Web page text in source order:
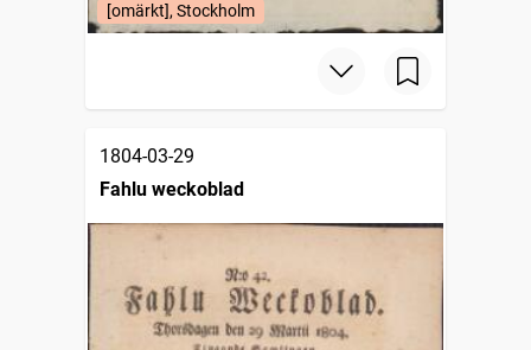
[omärkt], Stockholm
1804-03-29
Fahlu weckoblad